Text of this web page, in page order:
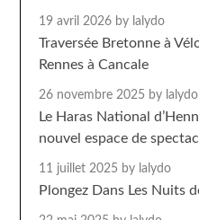
19 avril 2026 by lalydo
Traversée Bretonne à
Rennes à Cancale
26 novembre 2025 by lalydo
Le Haras National
nouvel espace de
11 juillet 2025 by lalydo
Plongez Dans Les Nuits